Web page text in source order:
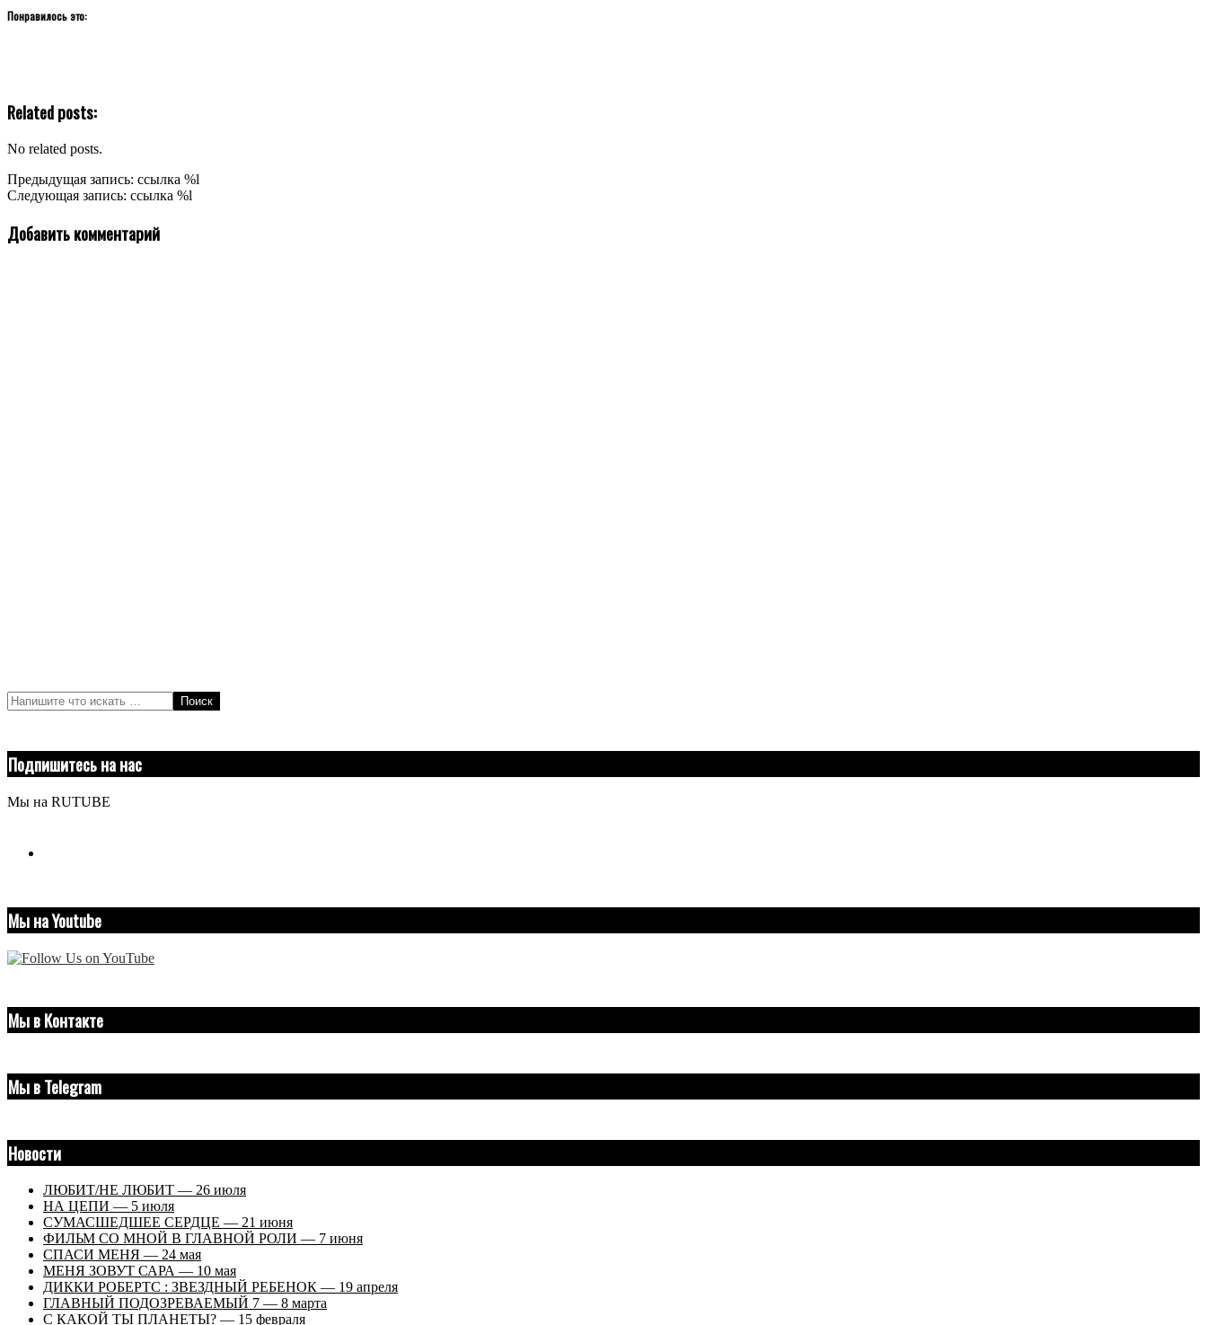
Понравилось это:
Related posts:
No related posts.
2020-
12-
Предыдущая запись: ссылка %l
Следующая запись: ссылка %l
Добавить комментарий
Поиск
Подпишитесь на нас
Мы на RUTUBE
Мы на Youtube
Мы в Контакте
Мы в Telegram
Новости
ЛЮБИТ/НЕ ЛЮБИТ — 26 июля
НА ЦЕПИ — 5 июля
СУМАСШЕДШЕЕ СЕРДЦЕ — 21 июня
ФИЛЬМ СО МНОЙ В ГЛАВНОЙ РОЛИ — 7 июня
СПАСИ МЕНЯ — 24 мая
МЕНЯ ЗОВУТ САРА — 10 мая
ДИККИ РОБЕРТС : ЗВЕЗДНЫЙ РЕБЕНОК — 19 апреля
ГЛАВНЫЙ ПОДОЗРЕВАЕМЫЙ 7 — 8 марта
С КАКОЙ ТЫ ПЛАНЕТЫ? — 15 февраля